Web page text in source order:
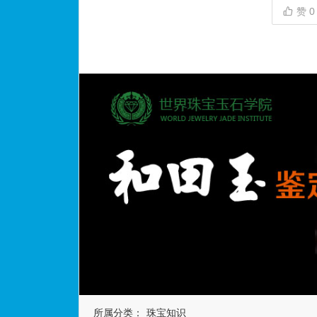
赞0
所属分类： 珠宝知识